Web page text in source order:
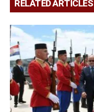
RELATED ARTICLES